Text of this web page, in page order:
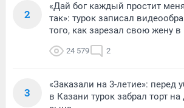
2
«Дай бог каждый простит
так»: турок записал
того, как зарезал свою жену в
24 579 2
3
«Заказали на 3-летие»: перед
в Казани турок забрал торт